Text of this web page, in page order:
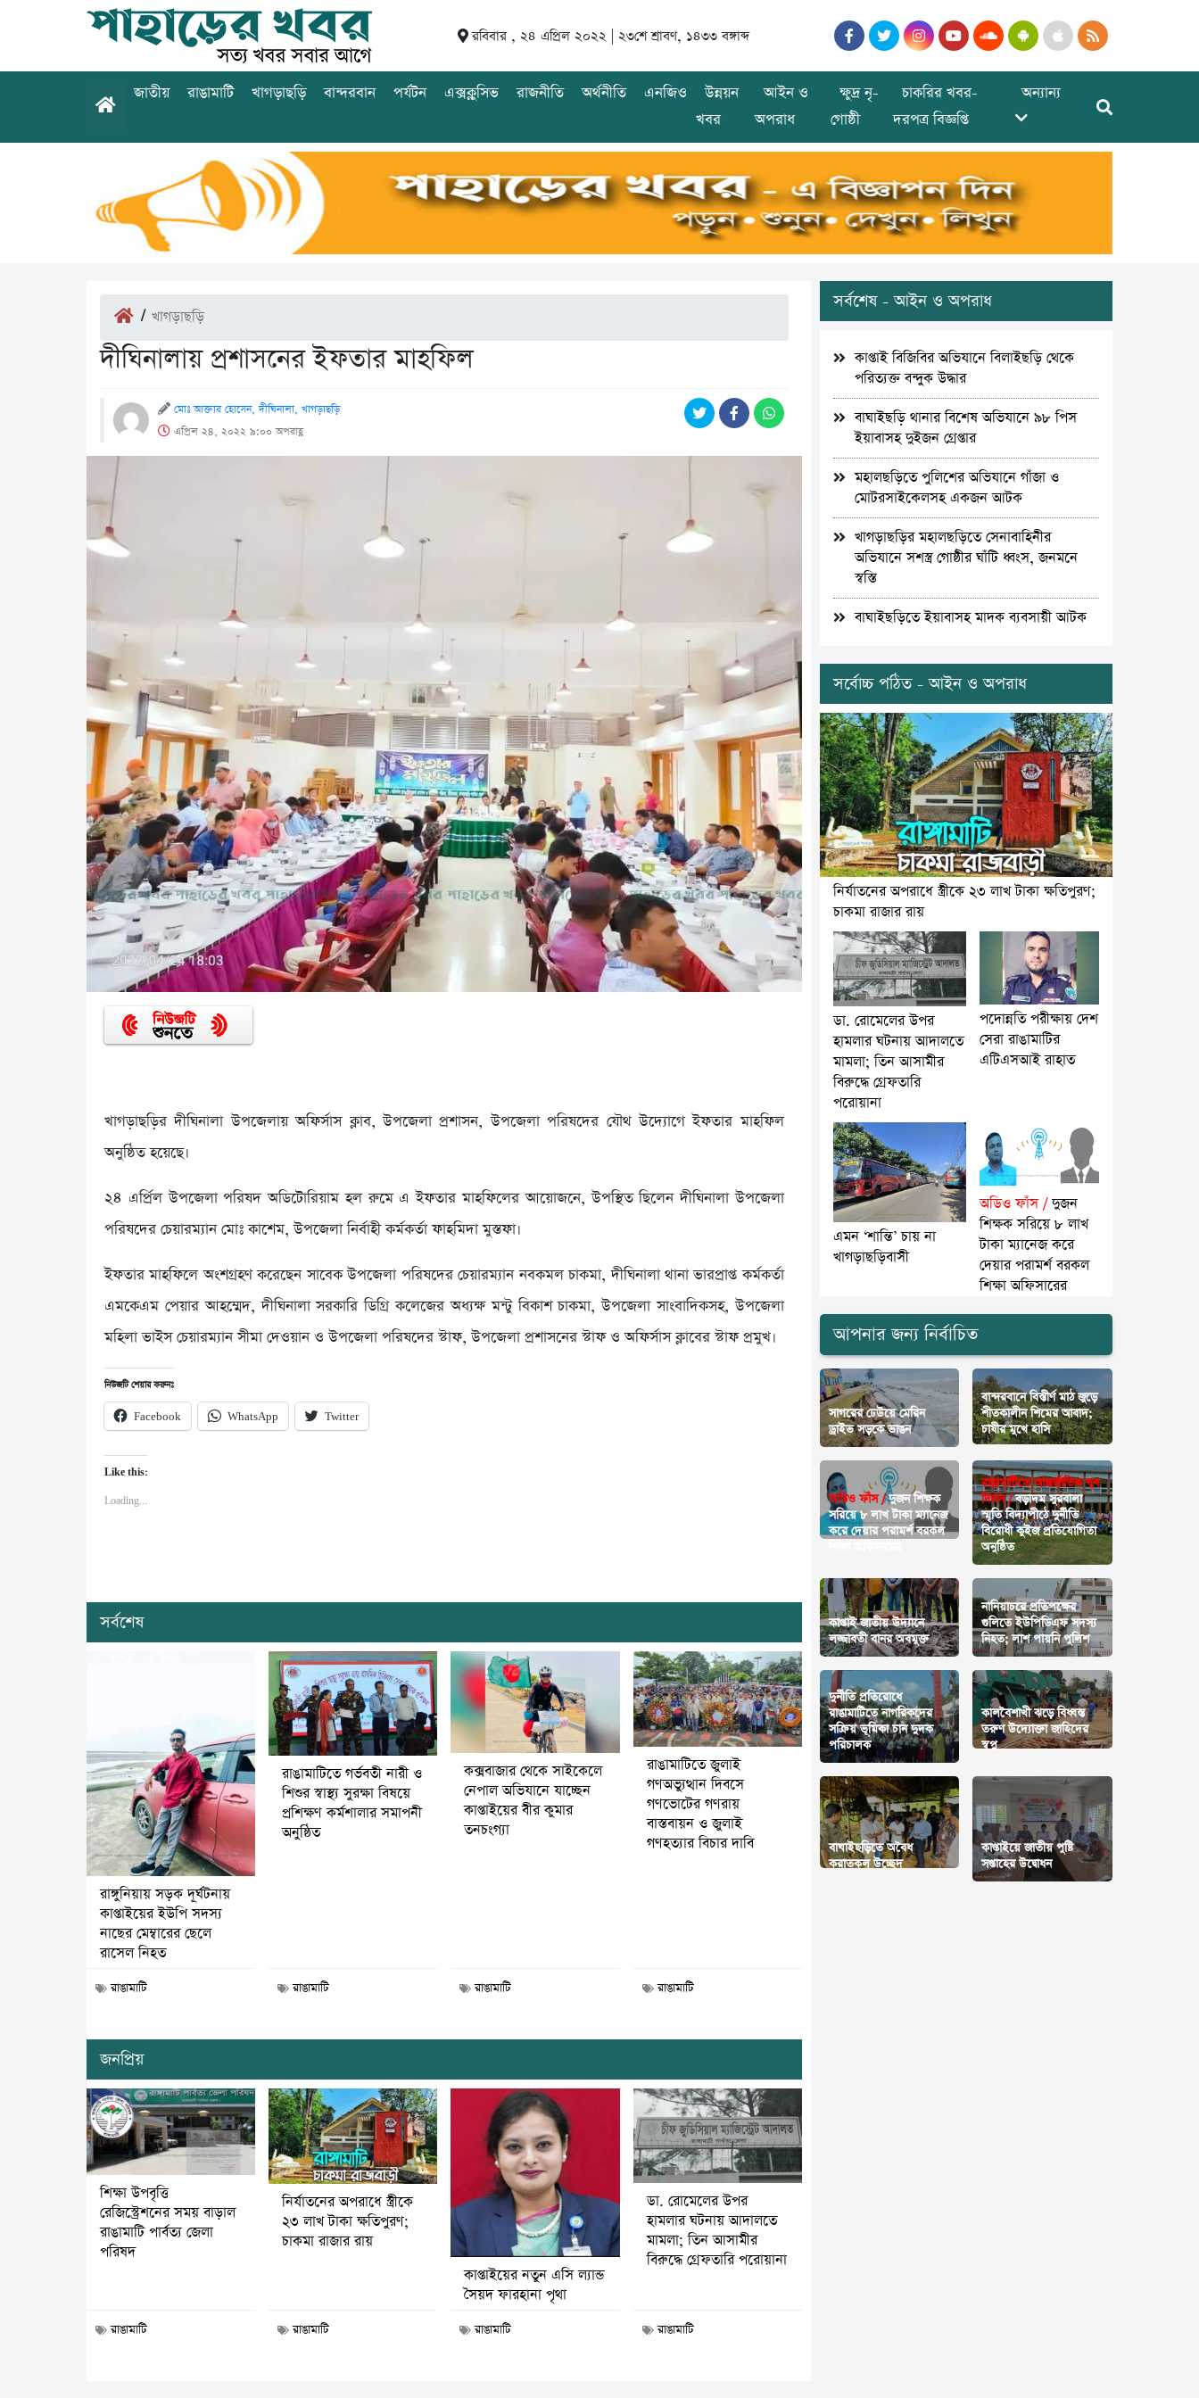
রবিবার , ২৪ এপ্রিল ২০২২ | ২৩শে শ্রাবণ, ১৪৩৩ বঙ্গাব্দ
জাতীয় রাঙামাটি খাগড়াছড়ি বান্দরবান পর্যটন এক্সক্লুসিভ রাজনীতি অর্থনীতি এনজিও
উন্নয়ন
খবর
আইন ও
অপরাধ
ক্ষুদ্র নৃ-
গোষ্ঠী
চাকরির খবর-
দরপত্র বিজ্ঞপ্তি
অন্যান্য
/ খাগড়াছড়ি
দীঘিনালায় প্রশাসনের ইফতার মাহফিল
মোঃ আক্তার হোসেন, দীঘিনালা, খাগড়াছড়ি
এপ্রিল ২৪, ২০২২ ৯:০০ অপরাহ্ণ
খাগড়াছড়ির দীঘিনালা উপজেলায় অফির্সাস ক্লাব, উপজেলা প্রশাসন, উপজেলা পরিষদের যৌথ উদ্যোগে ইফতার মাহফিল
অনুষ্ঠিত হয়েছে।
২৪ এর্প্রিল উপজেলা পরিষদ অডিটোরিয়াম হল রুমে এ ইফতার মাহফিলের আয়োজনে, উপস্থিত ছিলেন দীঘিনালা উপজেলা
পরিষদের চেয়ারম্যান মোঃ কাশেম, উপজেলা নির্বাহী কর্মকর্তা ফাহমিদা মুস্তফা।
ইফতার মাহফিলে অংশগ্রহণ করেছেন সাবেক উপজেলা পরিষদের চেয়ারম্যান নবকমল চাকমা, দীঘিনালা থানা ভারপ্রাপ্ত কর্মকর্তা
এমকেএম পেয়ার আহম্মেদ, দীঘিনালা সরকারি ডিগ্রি কলেজের অধ্যক্ষ মন্টু বিকাশ চাকমা, উপজেলা সাংবাদিকসহ, উপজেলা
মহিলা ভাইস চেয়ারম্যান সীমা দেওয়ান ও উপজেলা পরিষদের স্টাফ, উপজেলা প্রশাসনের স্টাফ ও অফির্সাস ক্লাবের স্টাফ প্রমুখ।
নিউজটি শেয়ার করুনঃ
Facebook WhatsApp Twitter
Like this:
Loading...
সর্বশেষ
রাঙ্গুনিয়ায় সড়ক দূর্ঘটনায়
কাপ্তাইয়ের ইউপি সদস্য
নাছের মেম্বারের ছেলে
রাসেল নিহত
রাঙামাটি
রাঙামাটিতে গর্ভবতী নারী ও
শিশুর স্বাস্থ্য সুরক্ষা বিষয়ে
প্রশিক্ষণ কর্মশালার সমাপনী
অনুষ্ঠিত
রাঙামাটি
কক্সবাজার থেকে সাইকেলে
নেপাল অভিযানে যাচ্ছেন
কাপ্তাইয়ের বীর কুমার
তনচংগ্যা
রাঙামাটি
রাঙামাটিতে জুলাই
গণঅভ্যুত্থান দিবসে
গণভোটের গণরায়
বাস্তবায়ন ও জুলাই
গণহত্যার বিচার দাবি
রাঙামাটি
জনপ্রিয়
শিক্ষা উপবৃত্তি
রেজিস্ট্রেশনের সময় বাড়াল
রাঙামাটি পার্বত্য জেলা
পরিষদ
রাঙামাটি
নির্যাতনের অপরাধে স্ত্রীকে
২৩ লাখ টাকা ক্ষতিপুরণ;
চাকমা রাজার রায়
রাঙামাটি
কাপ্তাইয়ের নতুন এসি ল্যান্ড
সৈয়দ ফারহানা পৃথা
রাঙামাটি
ডা. রোমেলের উপর
হামলার ঘটনায় আদালতে
মামলা; তিন আসামীর
বিরুদ্ধে গ্রেফতারি পরোয়ানা
রাঙামাটি
সর্বশেষ - আইন ও অপরাধ
কাপ্তাই বিজিবির অভিযানে বিলাইছড়ি থেকে
পরিত্যক্ত বন্দুক উদ্ধার
বাঘাইছড়ি থানার বিশেষ অভিযানে ৯৮ পিস
ইয়াবাসহ দুইজন গ্রেপ্তার
মহালছড়িতে পুলিশের অভিযানে গাঁজা ও
মোটরসাইকেলসহ একজন আটক
খাগড়াছড়ির মহালছড়িতে সেনাবাহিনীর
অভিযানে সশস্ত্র গোষ্ঠীর ঘাঁটি ধ্বংস, জনমনে
স্বস্তি
বাঘাইছড়িতে ইয়াবাসহ মাদক ব্যবসায়ী আটক
সর্বোচ্চ পঠিত - আইন ও অপরাধ
নির্যাতনের অপরাধে স্ত্রীকে ২৩ লাখ টাকা ক্ষতিপুরণ;
চাকমা রাজার রায়
ডা. রোমেলের উপর
হামলার ঘটনায় আদালতে
মামলা; তিন আসামীর
বিরুদ্ধে গ্রেফতারি
পরোয়ানা
পদোন্নতি পরীক্ষায় দেশ
সেরা রাঙামাটির
এটিএসআই রাহাত
এমন ‘শান্তি’ চায় না
খাগড়াছড়িবাসী
অডিও ফাঁস /দুজন
শিক্ষক সরিয়ে ৮ লাখ
টাকা ম্যানেজ করে
দেয়ার পরামর্শ বরকল
শিক্ষা অফিসারের
আপনার জন্য নির্বাচিত
সাগরের ঢেউয়ে মেরিন
ড্রাইভ সড়কে ভাঙন
বান্দরবানে বিস্তীর্ণ মাঠ জুড়ে
শীতকালীন শিমের আবাদ;
চাষীর মুখে হাসি
অডিও ফাঁস /দুজন শিক্ষক
সরিয়ে ৮ লাখ টাকা ম্যানেজ
করে দেয়ার পরামর্শ বরকল
রাঙামাটিতে আন্তর্জাতিক যুব
দিবস /বড়াদম সুরবালা
স্মৃতি বিদ্যাপীঠে দুর্নীতি
বিরোধী কুইজ প্রতিযোগিতা
অনুষ্ঠিত
কাপ্তাই জাতীয় উদ্যানে
লজ্জাবতী বানর অবমুক্ত
নানিয়াচরে প্রতিপক্ষের
গুলিতে ইউপিডিএফ সদস্য
নিহত; লাশ পায়নি পুলিশ
দুর্নীতি প্রতিরোধে
রাঙামাটিতে নাগরিকদের
সক্রিয় ভূমিকা চান দুদক
পরিচালক
কালবৈশাখী ঝড়ে বিধ্বস্ত
তরুণ উদ্যোক্তা জাহিদের
স্বপ্ন
বাঘাইছড়িতে অবৈধ
করাতকল উচ্ছেদ
কাপ্তাইয়ে জাতীয় পুষ্টি
সপ্তাহের উদ্বোধন